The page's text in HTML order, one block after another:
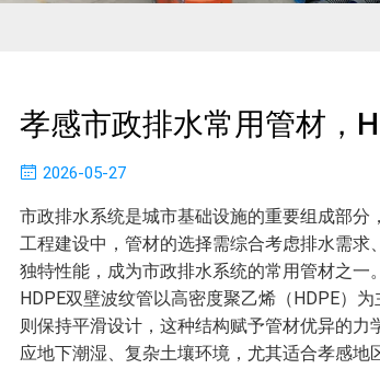
孝感市政排水常用管材，
2026-05-27
市政排水系统是城市基础设施的重要组成部
工程建设中，管材的选择需综合考虑排水需
独特性能，成为市政排水系统的常用管材之一。
HDPE双壁波纹管以高密度聚乙烯（HDPE）
则保持平滑设计，这种结构赋予管材优异的
应地下潮湿、复杂土壤环境，尤其适合孝感